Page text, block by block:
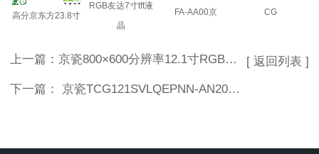
高分京东方23.8寸
RGB友达7寸tft液
晶
FA-AA00京
CG
上一篇： 京瓷800×600分辨率12.1寸RGB液晶屏TCG121SVLPBANN-AN00
下一篇： 京瓷TCG121SVLQEPNN-AN20工控屏 12.1寸防眩光液晶屏
[ 返回列表 ]